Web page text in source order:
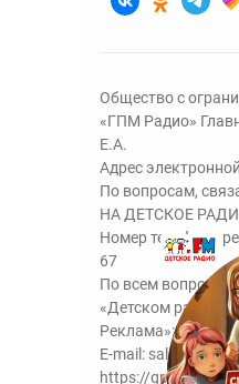
Общество с
«ГПМ Радио»
Е.А.
Адрес
По вопросам,
НА ДЕТСКОЕ
Номер телефона
67
По всем
«Детском радио»
Реклама»:+7
E-mail:
https://